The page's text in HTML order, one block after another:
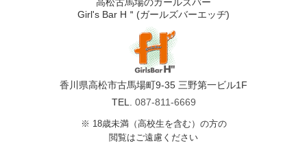
Girl's Bar H＂(ガールズバーエッヂ)
香川県高松市古馬場町9-35 三野第一ビル1F
TEL. 087-811-6669
※ 18歳未満（高校生を含む）の方の
閲覧はご遠慮ください